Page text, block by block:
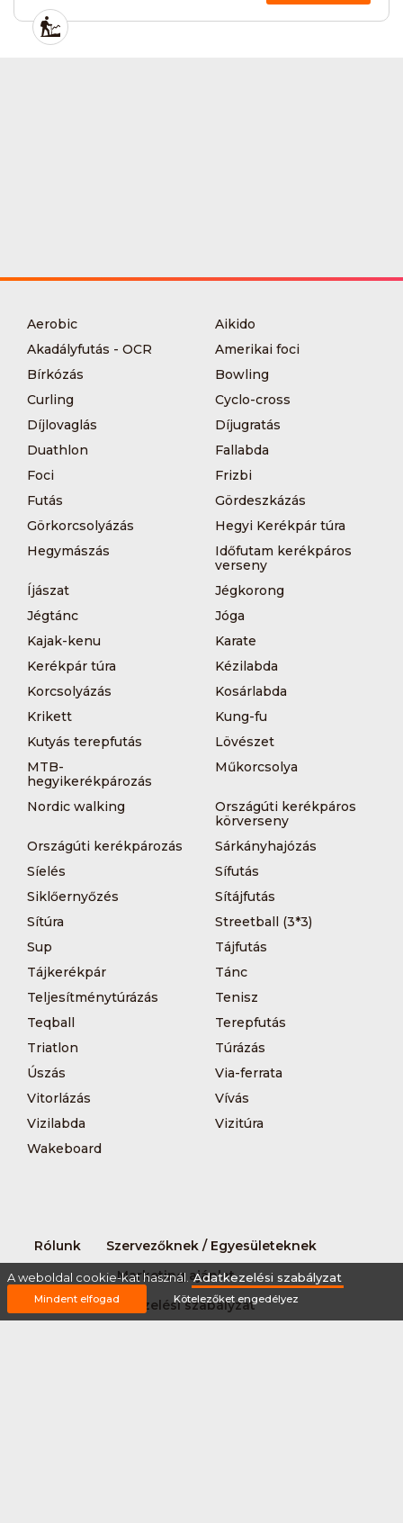
Aerobic
Aikido
Akadályfutás - OCR
Amerikai foci
Bírkózás
Bowling
Curling
Cyclo-cross
Díjlovaglás
Díjugratás
Duathlon
Fallabda
Foci
Frizbi
Futás
Gördeszkázás
Görkorcsolyázás
Hegyi Kerékpár túra
Hegymászás
Időfutam kerékpáros
verseny
Íjászat
Jégkorong
Jégtánc
Jóga
Kajak-kenu
Karate
Kerékpár túra
Kézilabda
Korcsolyázás
Kosárlabda
Krikett
Kung-fu
Kutyás terepfutás
Lövészet
MTB-
hegyikerékpározás
Műkorcsolya
Nordic walking
Országúti kerékpáros
körverseny
Országúti kerékpározás
Sárkányhajózás
Síelés
Sífutás
Siklőernyőzés
Sítájfutás
Sítúra
Streetball (3*3)
Sup
Tájfutás
Tájkerékpár
Tánc
Teljesítménytúrázás
Tenisz
Teqball
Terepfutás
Triatlon
Túrázás
Úszás
Via-ferrata
Vitorlázás
Vívás
Vizilabda
Vizitúra
Wakeboard
Rólunk
Szervezőknek / Egyesületeknek
Marketing ajánlat
Adatkezelési szabályzat
A weboldal cookie-kat használ.Adatkezelési szabályzat
Mindent elfogad Kötelezőket engedélyez